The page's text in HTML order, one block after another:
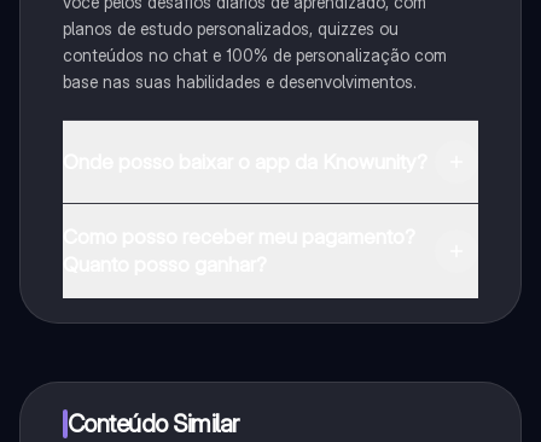
planos de estudo personalizados, quizzes ou
conteúdos no chat e 100% de personalização com
base nas suas habilidades e desenvolvimentos.
Conteúdo Similar